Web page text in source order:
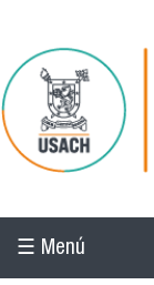
Pasar al
☰ Menú